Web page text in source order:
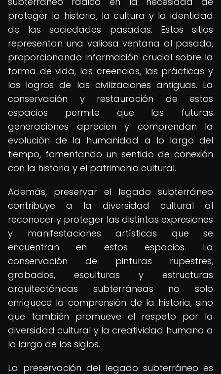
proteger la historia, la cultura y la identidad
de las sociedades pasadas. Estos sitios
representan una valiosa ventana al pasado,
proporcionando información crucial sobre la
forma de vida, las creencias, las prácticas y
los logros de las civilizaciones antiguas. La
conservación y restauración de estos
espacios permite que las futuras
generaciones aprecien y comprendan la
evolución de la humanidad a lo largo del
tiempo, fomentando un sentido de conexión
con la historia y el patrimonio cultural.
Además, preservar el legado subterráneo
contribuye a la diversidad cultural al
reconocer y proteger las distintas expresiones
y manifestaciones artísticas que se
encuentran en estos espacios. La
conservación de pinturas rupestres,
grabados, esculturas y estructuras
arquitectónicas subterráneas no solo
enriquece la comprensión de la historia, sino
que también promueve el respeto por la
diversidad cultural y la creatividad humana a
lo largo de los siglos.
La preservación del legado subterráneo es